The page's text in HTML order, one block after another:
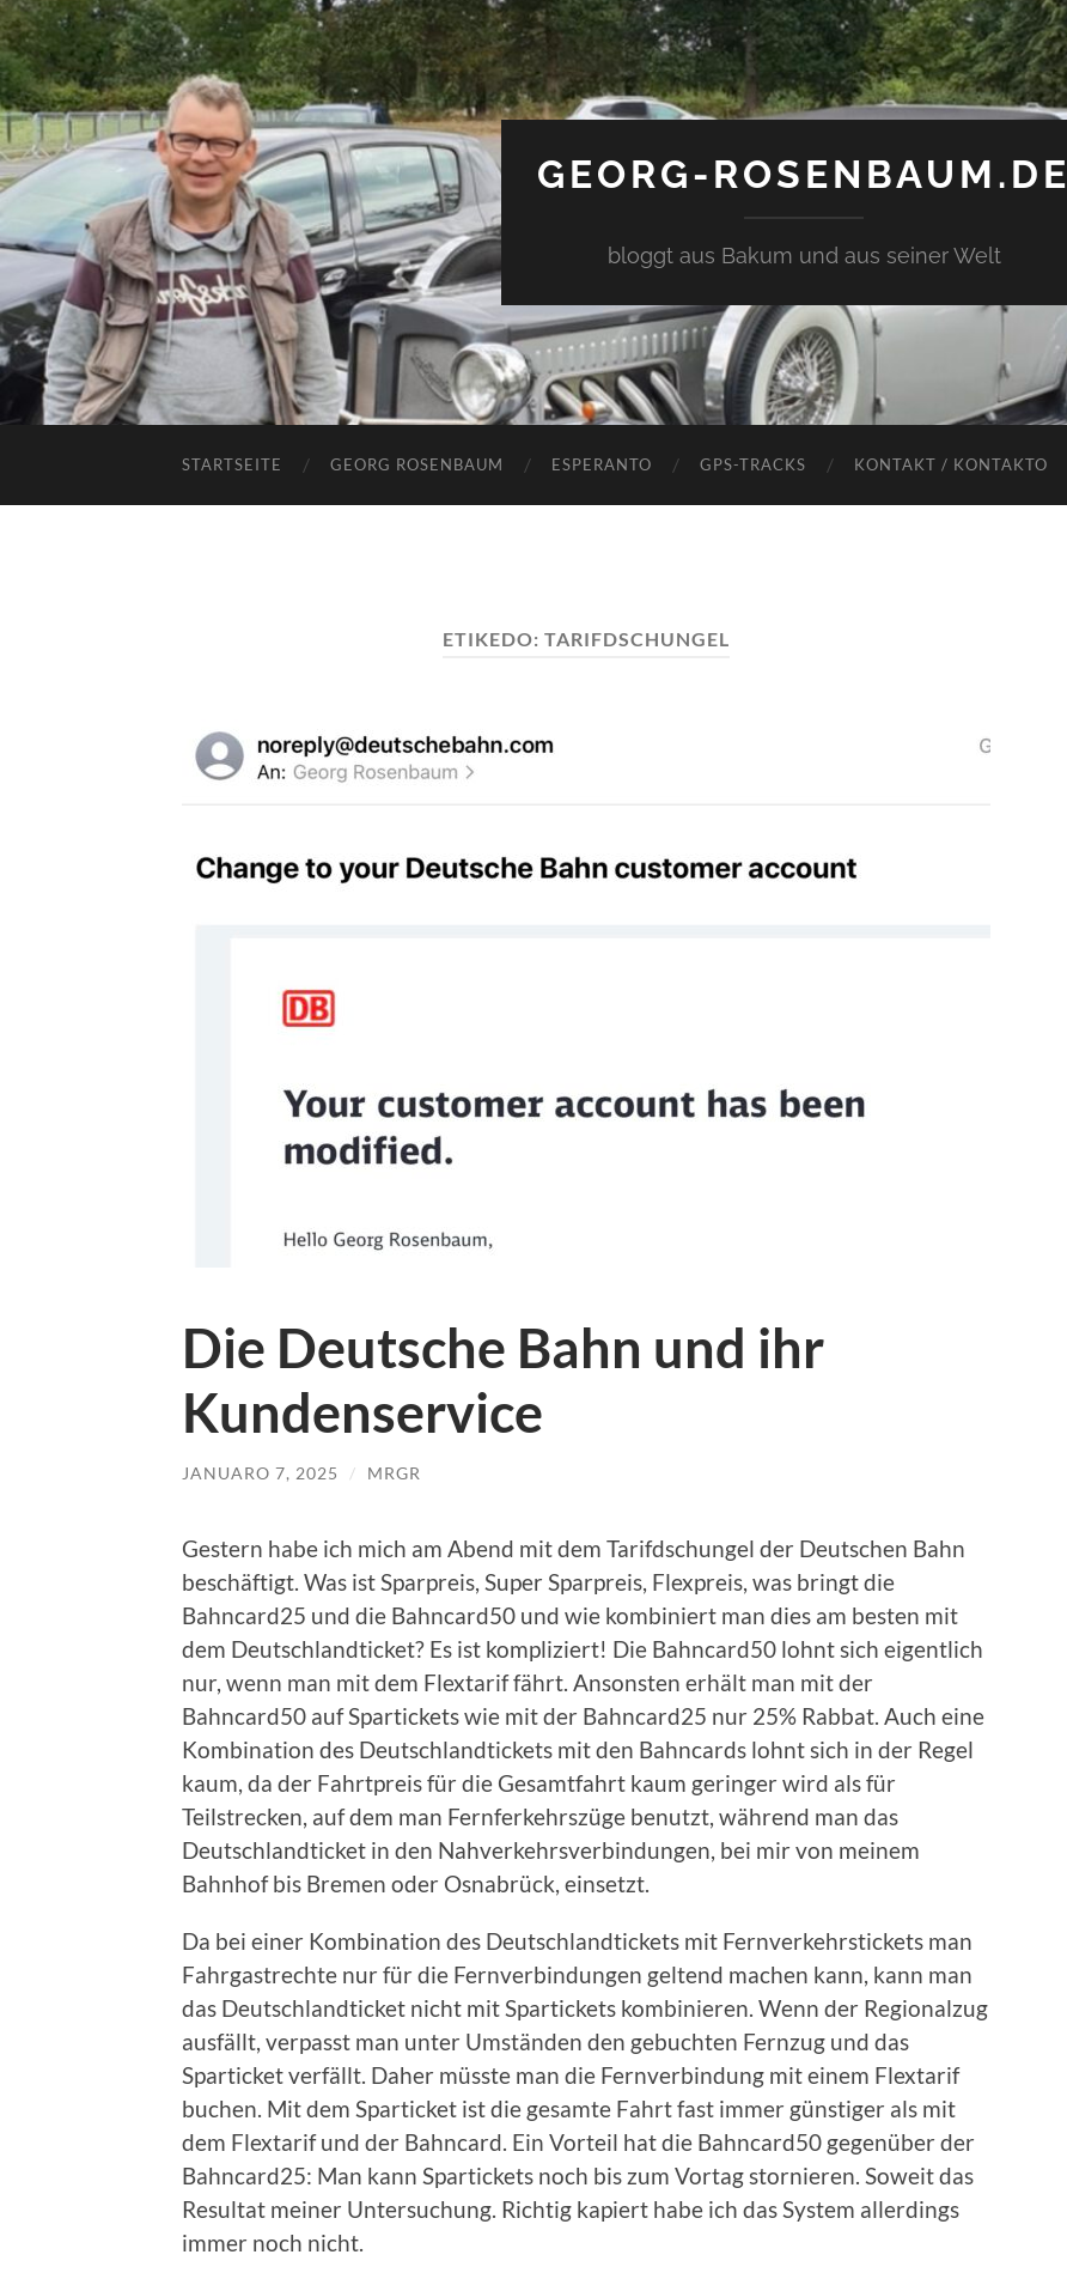
GEORG-ROSENBAUM.DE
bloggt aus Bakum und aus seiner Welt
STARTSEITE GEORG ROSENBAUM ESPERANTO GPS-TRACKS KONTAKT / KONTAKTO
ETIKEDO: TARIFDSCHUNGEL
Die Deutsche Bahn und ihr
Kundenservice
JANUARO 7, 2025 / MRGR
Gestern habe ich mich am Abend mit dem Tarifdschungel der Deutschen Bahn
beschäftigt. Was ist Sparpreis, Super Sparpreis, Flexpreis, was bringt die
Bahncard25 und die Bahncard50 und wie kombiniert man dies am besten mit
dem Deutschlandticket? Es ist kompliziert! Die Bahncard50 lohnt sich eigentlich
nur, wenn man mit dem Flextarif fährt. Ansonsten erhält man mit der
Bahncard50 auf Spartickets wie mit der Bahncard25 nur 25% Rabbat. Auch eine
Kombination des Deutschlandtickets mit den Bahncards lohnt sich in der Regel
kaum, da der Fahrtpreis für die Gesamtfahrt kaum geringer wird als für
Teilstrecken, auf dem man Fernferkehrszüge benutzt, während man das
Deutschlandticket in den Nahverkehrsverbindungen, bei mir von meinem
Bahnhof bis Bremen oder Osnabrück, einsetzt.
Da bei einer Kombination des Deutschlandtickets mit Fernverkehrstickets man
Fahrgastrechte nur für die Fernverbindungen geltend machen kann, kann man
das Deutschlandticket nicht mit Spartickets kombinieren. Wenn der Regionalzug
ausfällt, verpasst man unter Umständen den gebuchten Fernzug und das
Sparticket verfällt. Daher müsste man die Fernverbindung mit einem Flextarif
buchen. Mit dem Sparticket ist die gesamte Fahrt fast immer günstiger als mit
dem Flextarif und der Bahncard. Ein Vorteil hat die Bahncard50 gegenüber der
Bahncard25: Man kann Spartickets noch bis zum Vortag stornieren. Soweit das
Resultat meiner Untersuchung. Richtig kapiert habe ich das System allerdings
immer noch nicht.